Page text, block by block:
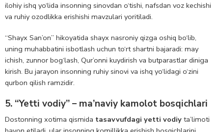
ilohiy ishq yo‘lida insonning sinovdan o‘tishi, nafsdan voz kechishi
va ruhiy ozodlikka erishishi mavzulari yoritiladi.
“Shayx San’on” hikoyatida shayx nasroniy qizga oshiq bo‘lib,
uning muhabbatini isbotlash uchun to‘rt shartni bajaradi: may
ichish, zunnor bog‘lash, Qur’onni kuydirish va butparastlar diniga
kirish. Bu jarayon insonning ruhiy sinovi va ishq yo‘lidagi o‘zini
qurbon qilish ramzidir.
5. “Yetti vodiy” – ma’naviy kamolot bosqichlari
Dostonning xotima qismida tasavvufdagi yetti vodiy ta’limoti